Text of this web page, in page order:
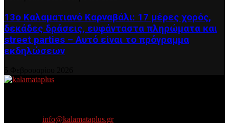
13ο Καλαματιανό Καρναβάλι: 17 μέρες χορός,
δεκάδες δράσεις, ευφάνταστα πληρώματα και
street parties – Αυτό είναι το πρόγραμμα
εκδηλώσεων
info@kalamataplus.gr